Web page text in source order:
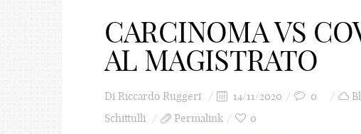
CARCINOMA VS
AL MAGISTRATO
Di Riccardo Ruggeri 14/11/2020 0
Schittulli
Permalink 0